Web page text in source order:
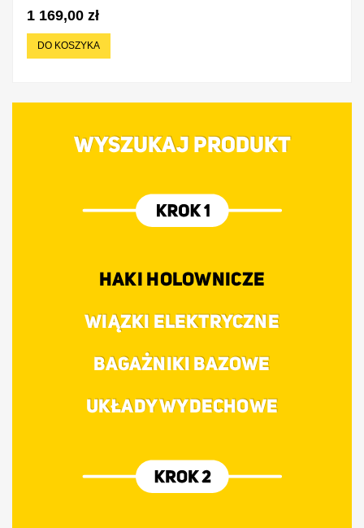
1 169,00 zł
DO KOSZYKA
WYSZUKAJ PRODUKT
HAKI HOLOWNICZE
WIĄZKI ELEKTRYCZNE
BAGAŻNIKI BAZOWE
UKŁADY WYDECHOWE